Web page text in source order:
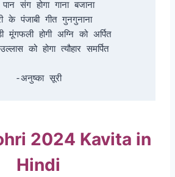
संग होगा गाना बजाना
के पंजाबी गीत गुनगुनाना
मूंगफली होगी अग्नि को अर्पित
को होगा त्यौहार समर्पित
-अनुष्का सूरी
2024 Kavita in
Hindi